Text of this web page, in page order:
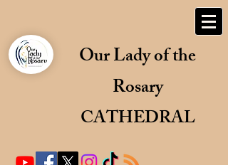
Our Lady of the
Rosary
CATHEDRAL